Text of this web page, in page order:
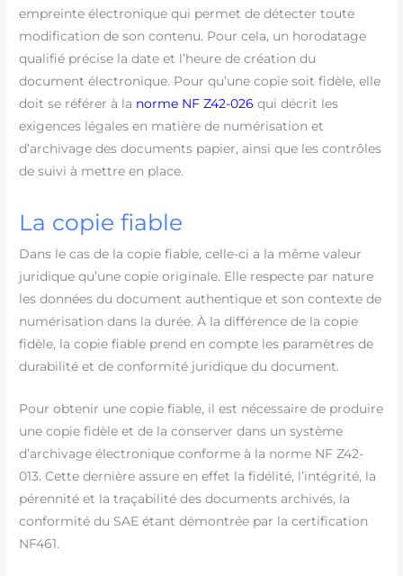
empreinte électronique qui permet de détecter toute
modification de son contenu. Pour cela, un horodatage
qualifié précise la date et l’heure de création du
document électronique. Pour qu’une copie soit fidèle, elle
doit se référer à la norme NF Z42-026 qui décrit les
exigences légales en matière de numérisation et
d’archivage des documents papier, ainsi que les contrôles
de suivi à mettre en place.
La copie fiable
Dans le cas de la copie fiable, celle-ci a la même valeur
juridique qu’une copie originale. Elle respecte par nature
les données du document authentique et son contexte de
numérisation dans la durée. À la différence de la copie
fidèle, la copie fiable prend en compte les paramètres de
durabilité et de conformité juridique du document.
Pour obtenir une copie fiable, il est nécessaire de produire
une copie fidèle et de la conserver dans un système
d’archivage électronique conforme à la norme NF Z42-
013. Cette dernière assure en effet la fidélité, l’intégrité, la
pérennité et la traçabilité des documents archivés, la
conformité du SAE étant démontrée par la certification
NF461.